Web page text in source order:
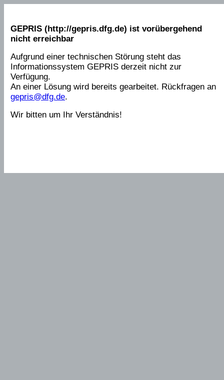
GEPRIS (http://gepris.dfg.de) ist vorübergehend
nicht erreichbar
Aufgrund einer technischen Störung steht das
Informationssystem GEPRIS derzeit nicht zur
Verfügung.
An einer Lösung wird bereits gearbeitet. Rückfragen an
gepris@dfg.de.
Wir bitten um Ihr Verständnis!